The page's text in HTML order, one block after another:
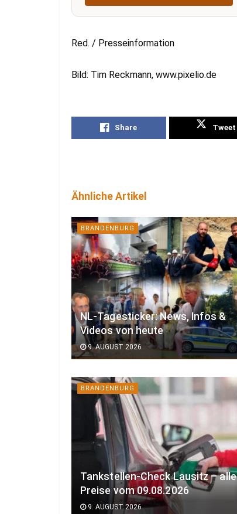
Red. / Presseinformation
Bild: Tim Reckmann, www.pixelio.de
Share Tweet
Ähnliche Artikel
BRANDENBURG
NL-Tagesticker: News, Infos &
Videos von heute
9. AUGUST 2026
BRANDENBURG
Tankstellen-Check Lausitz – alle
Preise vom 09.08.2026
9. AUGUST 2026